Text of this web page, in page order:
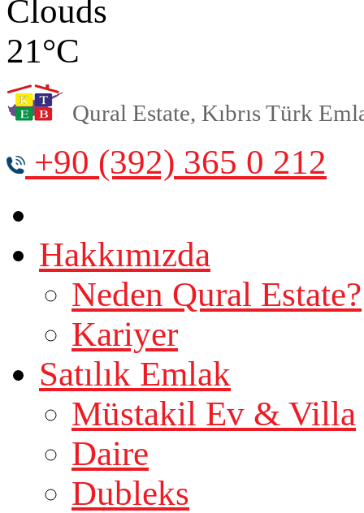
21°C
Qural Estate, Kıbrıs Türk
+90 (392) 365 0 212
Hakkımızda
Neden Qural Estate?
Kariyer
Satılık Emlak
Müstakil Ev & Villa
Daire
Dubleks